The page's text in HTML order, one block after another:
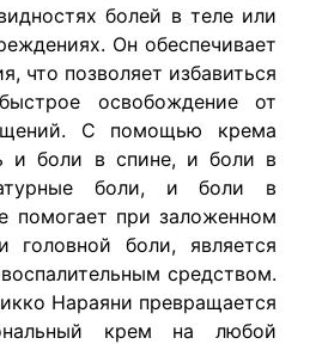
болей в теле или
Он обеспечивает
что позволяет избавиться
освобождение от
С помощью крема
и боли в спине, и боли в
боли, и боли в
помогает при заложенном
головной боли, является
средством.
Нараяни превращается
крем на любой